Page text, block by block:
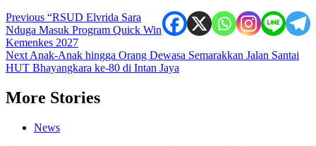
Post
navigation
Previous “RSUD Elvrida Sara
Nduga Masuk Program Quick Win
Kemenkes 2027
Next Anak-Anak hingga Orang Dewasa Semarakkan Jalan Santai
HUT Bhayangkara ke-80 di Intan Jaya
More Stories
News